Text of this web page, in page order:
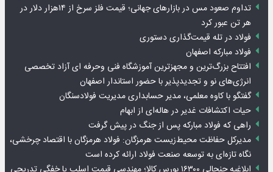
تداوم صعود مس در بازارهای جهانی؛ قیمت فلز سرخ از ۱۴هزار دلار در
هر تن عبور کرد
فولاد در تله قیمت‌گذاری دستوری
فولاد مبارکه اصفهان
افتتاح بزرگ‌ترین و مجهزترین آموزشگاه فنی وحرفه ای آزاد تخصصی
انرژی‌های نو و تجدیدپذیر با حضور استاندار اصفهان
گفتگو با کاوه معلمی، مدیر حسابداری مدیریت فولادسنگان
حیات اکتشافات غدیر در هاله‌ای از ابهام
راهی که فولاد مبارکه پس از جنگ در پیش گرفت
مدیرکل حفاظت محیط‌زیست هرمزگان: فولاد هرمزگان با اقتصاد چرخشی،
نگاه تازه‌ای به توسعه صنعت فولاد ارائه کرده است